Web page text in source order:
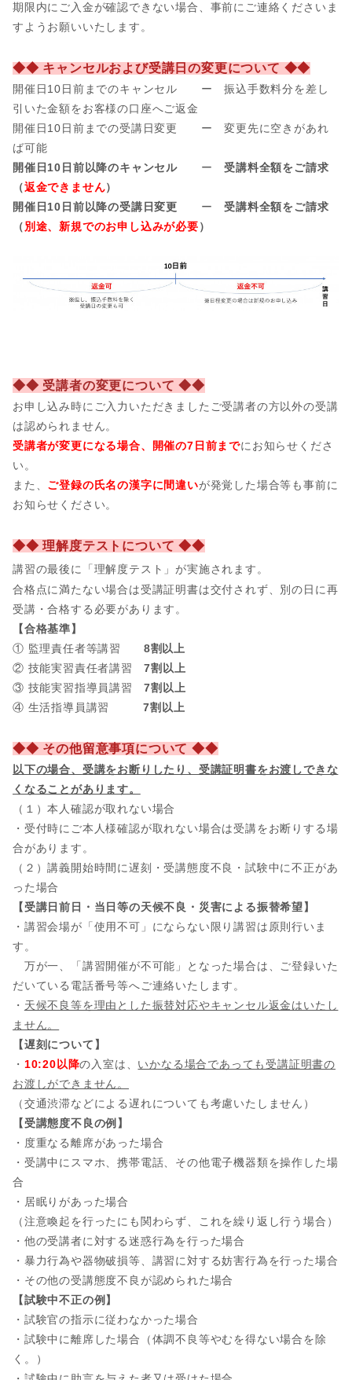
期限内にご入金が確認できない場合、事前にご連絡くださいま
すようお願いいたします。
◆◆ キャンセルおよび受講日の変更について ◆◆
開催日10日前までのキャンセル ー 振込手数料分を差し
引いた金額をお客様の口座へご返金
開催日10日前までの受講日変更 ー 変更先に空きがあれ
ば可能
開催日10日前以降のキャンセル ー受講料全額をご請求
（返金できません）
開催日10日前以降の受講日変更 ー受講料全額をご請求
（別途、新規でのお申し込みが必要）
◆◆ 受講者の変更について ◆◆
お申し込み時にご入力いただきましたご受講者の方以外の受講
は認められません。
受講者が変更になる場合、開催の7日前までにお知らせくださ
い。
また、 ご登録の氏名の漢字に間違いが発覚した場合等も事前に
お知らせください。
◆◆ 理解度テストについて ◆◆
講習の最後に「理解度テスト」が実施されます。
合格点に満たない場合は受講証明書は交付されず、別の日に再
受講・合格する必要があります。
【合格基準】
① 監理責任者等講習 8割以上
② 技能実習責任者講習7割以上
③ 技能実習指導員講習7割以上
④ 生活指導員講習
7割以上
◆◆ その他留意事項について ◆◆
以下の場合、 受講をお断りしたり、受講証明書をお渡しできな
くなることがあります。
（１）本人確認が取れない場合
・受付時にご本人様確認が取れない場合は受講をお断りする場
合があります。
（２）講義開始時間に遅刻・受講態度不良・試験中に不正があ
った場合
【受講日前日・当日等の天候不良・災害による振替希望】
・講習会場が「使用不可」にならない限り講習は原則行いま
す。
万が一、「講習開催が不可能」となった場合は、ご登録いた
だいている電話番号等へご連絡いたします。
・ 天候不良等を理由とした振替対応やキャンセル返金はいたし
ません。
【遅刻について】
・ 10:20以降の入室は、 いかなる場合であっても受講証明書の
お渡しができません。
（交通渋滞などによる遅れについても考慮いたしません）
【受講態度不良の例】
・度重なる離席があった場合
・受講中にスマホ、携帯電話、その他電子機器類を操作した場
合
・居眠りがあった場合
（注意喚起を行ったにも関わらず、これを繰り返し行う場合）
・他の受講者に対する迷惑行為を行った場合
・暴力行為や器物破損等、講習に対する妨害行為を行った場合
・その他の受講態度不良が認められた場合
【試験中不正の例】
・試験官の指示に従わなかった場合
・試験中に離席した場合（体調不良等やむを得ない場合を除
く。）